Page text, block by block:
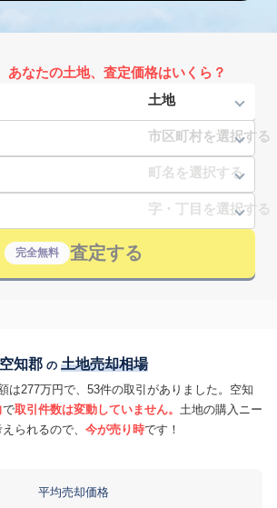
あなたの土地、査定価格はいくら？
完全無料 査定する
空知郡 の 土地売却相場
は277万円で、53件の取引がありました。空知
で取引件数は変動していません。 土地の購入ニー
られるので、 今が売り時です！
平均売却価格